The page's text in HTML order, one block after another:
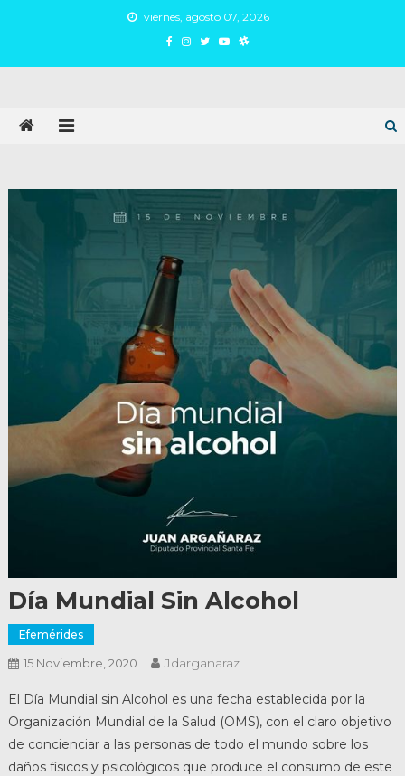
viernes, agosto 07, 2026
Día Mundial Sin Alcohol
Efemérides
15 Noviembre, 2020 Jdarganaraz
El Día Mundial sin Alcohol es una fecha establecida por la
Organización Mundial de la Salud (OMS), con el claro objetivo
de concienciar a las personas de todo el mundo sobre los
daños físicos y psicológicos que produce el consumo de este